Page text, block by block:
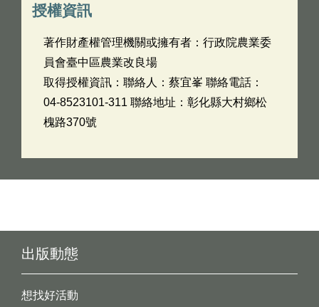
授權資訊
著作財產權管理機關或擁有者：行政院農業委
員會臺中區農業改良場
取得授權資訊：聯絡人：蔡宜峯 聯絡電話：
04-8523101-311 聯絡地址：彰化縣大村鄉松
槐路370號
出版動態
想找好活動